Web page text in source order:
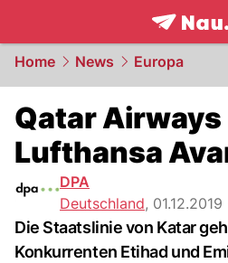
Home News Europa
Qatar
Lufthansa
DPA
Deutschland,
Die Staatslinie von Katar
Konkurrenten Etihad und